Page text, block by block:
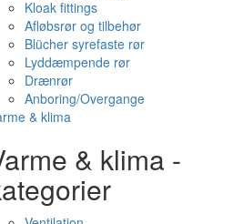
Kloak fittings
Afløbsrør og tilbehør
Blücher syrefaste rør
Lyddæmpende rør
Drænrør
Anboring/Overgange
& klima
& klima -